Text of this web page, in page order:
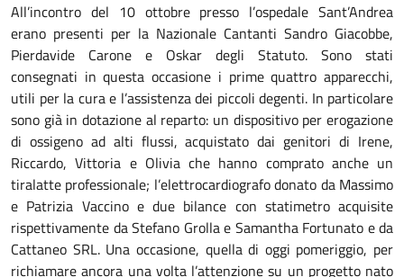
All’incontro del 10 ottobre presso l’ospedale Sant’Andrea
erano presenti per la Nazionale Cantanti Sandro Giacobbe,
Pierdavide Carone e Oskar degli Statuto. Sono stati
consegnati in questa occasione i prime quattro apparecchi,
utili per la cura e l’assistenza dei piccoli degenti. In particolare
sono già in dotazione al reparto: un dispositivo per erogazione
di ossigeno ad alti flussi, acquistato dai genitori di Irene,
Riccardo, Vittoria e Olivia che hanno comprato anche un
tiralatte professionale; l’elettrocardiografo donato da Massimo
e Patrizia Vaccino e due bilance con statimetro acquisite
rispettivamente daStefano Grolla e Samantha Fortunato e da
Cattaneo SRL. Una occasione, quella di oggi pomeriggio, per
richiamare ancora una volta l’attenzione su un progetto nato